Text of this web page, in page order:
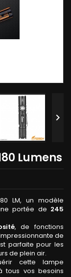

Lumens
LM, un modèle
portée de 245
, de fonctions
de
parfaite pour les
de plein air.
cette lampe
tous vos besoins